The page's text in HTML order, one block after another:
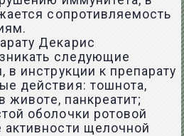
сопротивляемость
следующие
инструкции к препарату
действия: тошнота,
животе, панкреатит;
оболочки ротовой
щелочной